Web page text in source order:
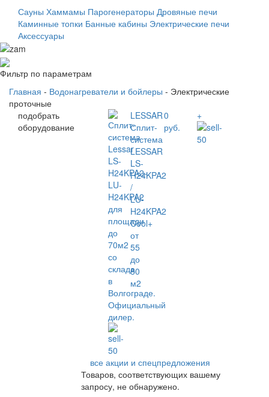
Сауны Хаммамы Парогенераторы Дровяные печи
Каминные топки Банные кабины Электрические печи
Аксессуары
Фильтр по параметрам
Главная - Водонагреватели и бойлеры - Электрические
проточные
подобрать
оборудование
LESSAR
Сплит-
система
LESSAR
LS-
H24KPA2
/
LU-
H24KPA2
Cool+
от
55
до
80
м2
0
руб.
+
все акции и спецпредложения
Товаров, соответствующих вашему
запросу, не обнаружено.